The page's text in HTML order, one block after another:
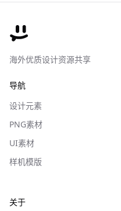
海外优质设计资源共享
导航
设计元素
PNG素材
UI素材
样机模版
关于